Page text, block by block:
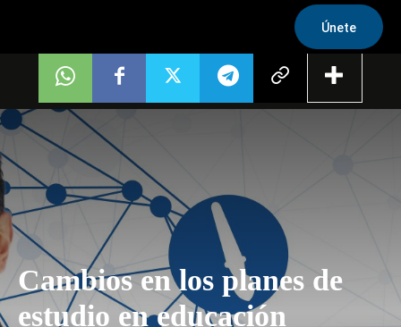
Únete
Cambios en los planes de
estudio en educación